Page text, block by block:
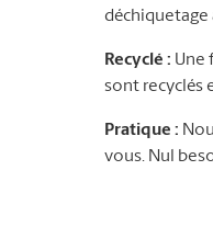
déchiquetage
Recyclé : Une
sont recyclés
Pratique :
vous. Nul